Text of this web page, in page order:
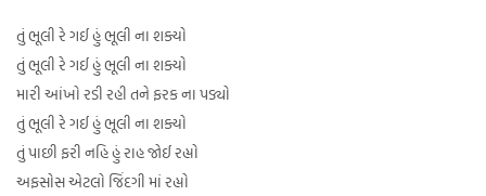
તું ભૂલી રે ગઈ હું ભૂલી ના શક્યો
તું ભૂલી રે ગઈ હું ભૂલી ના શક્યો
મારી આંખો રડી રહી તને ફરક ના પડ્યો
તું ભૂલી રે ગઈ હું ભૂલી ના શક્યો
તું પાછી ફરી નહિ હું રાહ જોઈ રહ્યો
અફસોસ એટલો જિંદગી માં રહ્યો